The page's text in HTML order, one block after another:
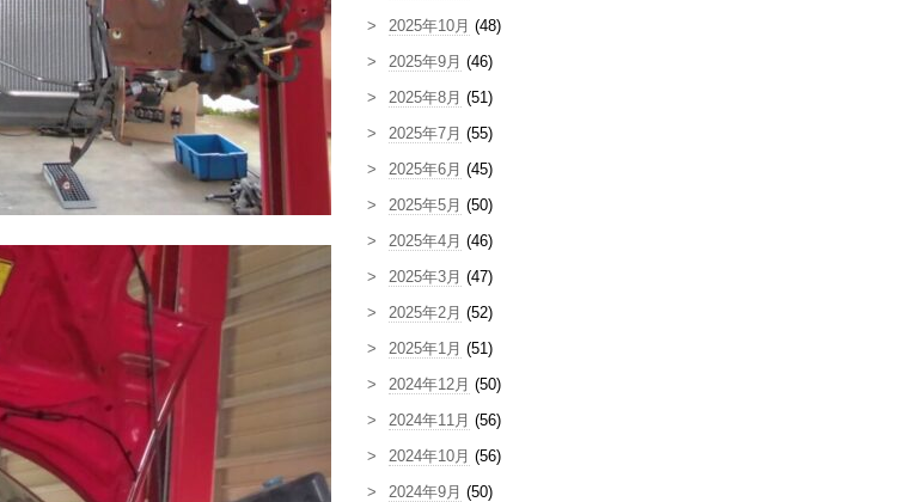
2025年10月 (48)
2025年9月 (46)
2025年8月 (51)
2025年7月 (55)
2025年6月 (45)
2025年5月 (50)
2025年4月 (46)
2025年3月 (47)
2025年2月 (52)
2025年1月 (51)
2024年12月 (50)
2024年11月 (56)
2024年10月 (56)
2024年9月 (50)